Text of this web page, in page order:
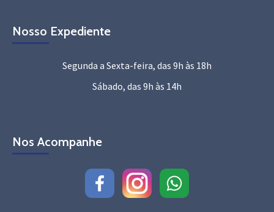
Nosso Expediente
Segunda a Sexta-feira, das 9h às 18h
Sábado, das 9h às 14h
Nos Acompanhe